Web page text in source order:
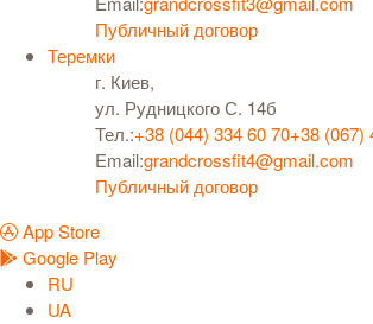
Публичный договор
Теремки
г. Киев,
ул. Рудницкого С. 14б
Тел.:+38 (044) 334 60 70+38 (067)
Email:grandcrossfit4@gmail.com
Публичный договор
App Store
Google Play
RU
UA